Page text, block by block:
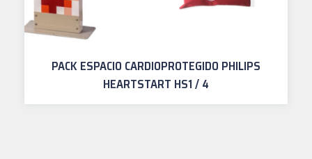
PACK ESPACIO CARDIOPROTEGIDO PHILIPS
HEARTSTART HS1 / 4